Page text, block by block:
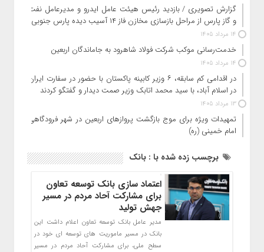
گزارش تصویری / بازدید رئیس هیئت عامل ایدرو و مدیرعامل نفت
و گاز پارس از مراحل بازسازی مخازن فاز ۱۴ آسیب دیده پارس جنوبی
14 مرداد 1405
خدمت‌رسانی موکب شرکت فولاد شاهرود به جاماندگان اربعین
14 مرداد 1405
در اقدامی کم سابقه، ۶ وزیر کابینه پاکستان با حضور در سفارت ایران
در اسلام آباد، با سید محمد اتابک وزیر صمت دیدار و گفتگو کردند
13 مرداد 1405
تمهیدات ویژه برای موج بازگشت پروازهای اربعین در شهر فرودگاهی
امام خمینی (ره)
برچسب زده شده با : بانک
اعتماد سازی بانک توسعه تعاون
برای مشارکت آحاد مردم در مسیر
جهش تولید
مدیر عامل بانک توسعه تعاون اعلام داشت این
بانک در مسیر ماموریت های توسعه ای خود در
سطح ملی، برای مشارکت آحاد مردم در مسیر